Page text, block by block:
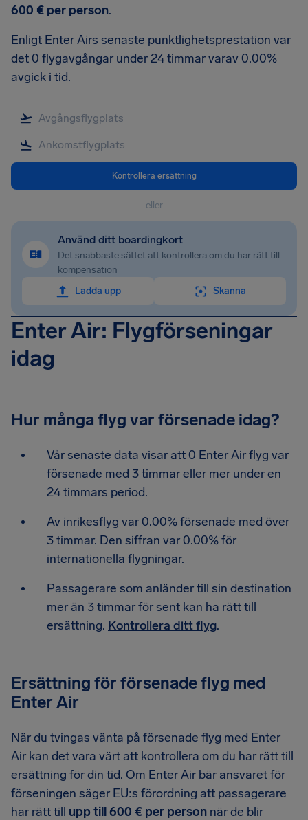
600 € per person.
Enligt Enter Airs senaste punktlighetsprestation var
det 0 flygavgångar under 24 timmar varav 0.00%
avgick i tid.
Kontrollera ersättning
eller
Använd ditt boardingkort
Det snabbaste sättet att kontrollera om du har rätt till
kompensation
Ladda upp
Skanna
Enter Air: Flygförseningar
idag
Hur många flyg var försenade idag?
Vår senaste data visar att 0 Enter Air flyg var
försenade med 3 timmar eller mer under en
24 timmars period.
Av inrikesflyg var 0.00% försenade med över
3 timmar. Den siffran var 0.00% för
internationella flygningar.
Passagerare som anländer till sin destination
mer än 3 timmar för sent kan ha rätt till
ersättning. Kontrollera ditt flyg.
Ersättning för försenade flyg med
Enter Air
När du tvingas vänta på försenade flyg med Enter
Air kan det vara värt att kontrollera om du har rätt till
ersättning för din tid. Om Enter Air bär ansvaret för
förseningen säger EU:s förordning att passagerare
har rätt till upp till 600 € per person när de blir